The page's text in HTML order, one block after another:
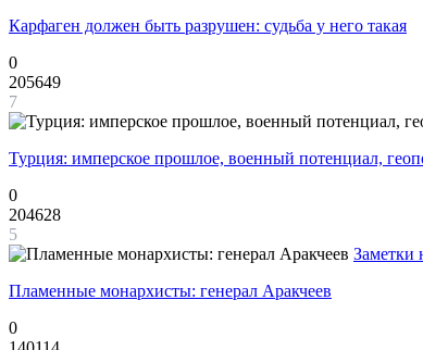
Карфаген должен быть разрушен: судьба у него такая
0
205649
7
Турция: имперское прошлое, военный потенциал,
0
204628
5
Заметки
Пламенные монархисты: генерал Аракчеев
0